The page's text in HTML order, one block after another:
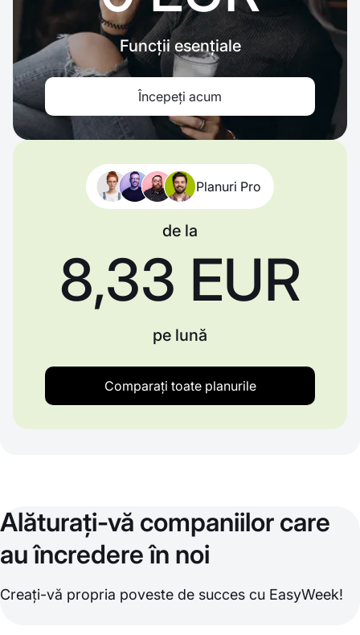
Funcții esențiale
Începeți acum
Planuri Pro
de la
8,33 EUR
pe lună
Comparați toate planurile
Alăturați-vă companiilor care
au încredere în noi
Creați-vă propria poveste de succes cu EasyWeek!